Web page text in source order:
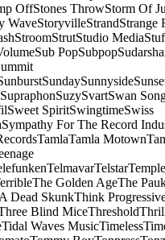
OffStones ThrowStorm Of
WaveStoryvilleStrandStrange
StroomStrutStudio Media
Sub PopSubpop
SundaySunnyside
SupraphonSuzySvartSwan
Sweet SpiritSwingtimeSwiss
Sympathy For The Record
TamlaTamla Motown
TelmavarTelstarTemple
The Golden AgeThe
Dead SkunkThink
Blind MiceThreshold
Tidal Waves MusicTimeless